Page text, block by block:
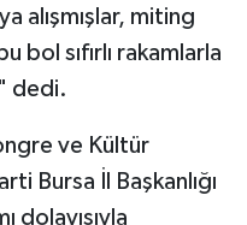
alışmışlar, miting
bol sıfırlı rakamlarla
dedi.
ve Kültür
Bursa İl Başkanlığı
dolayısıyla